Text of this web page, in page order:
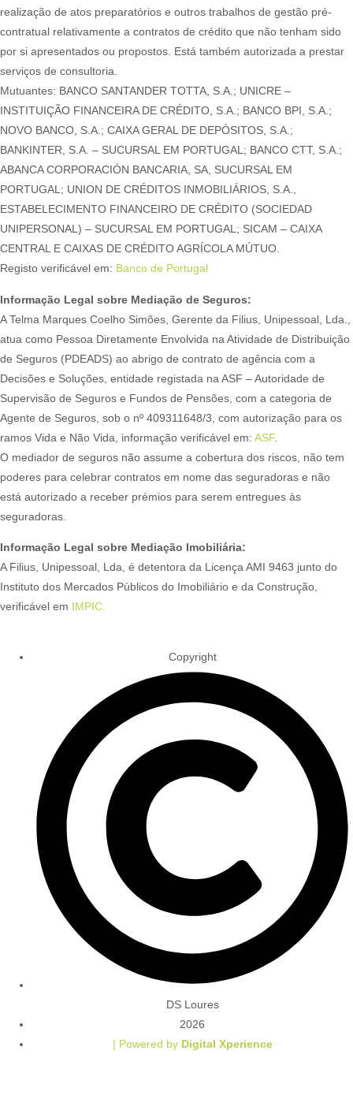
realização de atos preparatórios e outros trabalhos de gestão pré-
contratual relativamente a contratos de crédito que não tenham sido
por si apresentados ou propostos. Está também autorizada a prestar
serviços de consultoria.
Mutuantes: BANCO SANTANDER TOTTA, S.A.; UNICRE –
INSTITUIÇÃO FINANCEIRA DE CRÉDITO, S.A.; BANCO BPI, S.A.;
NOVO BANCO, S.A.; CAIXA GERAL DE DEPÓSITOS, S.A.;
BANKINTER, S.A. – SUCURSAL EM PORTUGAL; BANCO CTT, S.A.;
ABANCA CORPORACIÓN BANCARIA, SA, SUCURSAL EM
PORTUGAL; UNION DE CRÉDITOS INMOBILIÁRIOS, S.A.,
ESTABELECIMENTO FINANCEIRO DE CRÉDITO (SOCIEDAD
UNIPERSONAL) – SUCURSAL EM PORTUGAL; SICAM – CAIXA
CENTRAL E CAIXAS DE CRÉDITO AGRÍCOLA MÚTUO.
Registo verificável em: Banco de Portugal
Informação Legal sobre Mediação de Seguros:
A Telma Marques Coelho Simões, Gerente da Filius, Unipessoal, Lda.,
atua como Pessoa Diretamente Envolvida na Atividade de Distribuição
de Seguros (PDEADS) ao abrigo de contrato de agência com a
Decisões e Soluções, entidade registada na ASF – Autoridade de
Supervisão de Seguros e Fundos de Pensões, com a categoria de
Agente de Seguros, sob o nº 409311648/3, com autorização para os
ramos Vida e Não Vida, informação verificável em: ASF.
O mediador de seguros não assume a cobertura dos riscos, não tem
poderes para celebrar contratos em nome das seguradoras e não
está autorizado a receber prémios para serem entregues às
seguradoras.
Informação Legal sobre Mediação Imobiliária:
A Filius, Unipessoal, Lda, é detentora da Licença AMI 9463 junto do
Instituto dos Mercados Públicos do Imobiliário e da Construção,
verificável em IMPIC.
Copyright
DS Loures
2026
| Powered by Digital Xperience